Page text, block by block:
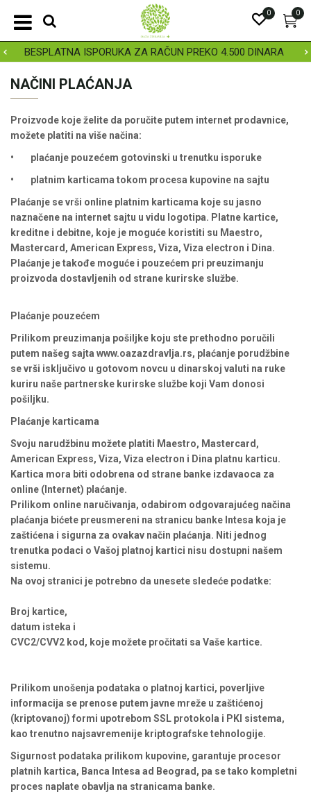
BESPLATNA ISPORUKA ZA RAČUN PREKO 4.500 DINARA
0
0
NAČINI PLAĆANJA
Proizvode koje želite da poručite putem internet prodavnice,
možete platiti na više načina:
• plaćanje pouzećem gotovinski u trenutku isporuke
• platnim karticama tokom procesa kupovine na sajtu
Plaćanje se vrši online platnim karticama koje su jasno
naznačene na internet sajtu u vidu logotipa. Platne kartice,
kreditne i debitne, koje je moguće koristiti su Maestro,
Mastercard, American Express, Viza, Viza electron i Dina.
Plaćanje je takođe moguće i pouzećem pri preuzimanju
proizvoda dostavljenih od strane kurirske službe.
Plaćanje pouzećem
Prilikom preuzimanja pošiljke koju ste prethodno poručili
putem našeg sajta www.oazazdravlja.rs, plaćanje porudžbine
se vrši isključivo u gotovom novcu u dinarskoj valuti na ruke
kuriru naše partnerske kurirske službe koji Vam donosi
pošiljku.
Plaćanje karticama
Svoju narudžbinu možete platiti Maestro, Mastercard,
American Express, Viza, Viza electron i Dina platnu karticu.
Kartica mora biti odobrena od strane banke izdavaoca za
online (Internet) plaćanje.
Prilikom online naručivanja, odabirom odgovarajućeg načina
plaćanja bićete preusmereni na stranicu banke Intesa koja je
zaštićena i sigurna za ovakav način plaćanja. Niti jednog
trenutka podaci o Vašoj platnoj kartici nisu dostupni našem
sistemu.
Na ovoj stranici je potrebno da unesete sledeće podatke:
Broj kartice,
datum isteka i
CVC2/CVV2 kod, koje možete pročitati sa Vaše kartice.
Prilikom unošenja podataka o platnoj kartici, poverljive
informacija se prenose putem javne mreže u zaštićenoj
(kriptovanoj) formi upotrebom SSL protokola i PKI sistema,
kao trenutno najsavremenije kriptografske tehnologije.
Sigurnost podataka prilikom kupovine, garantuje procesor
platnih kartica, Banca Intesa ad Beograd, pa se tako kompletni
proces naplate obavlja na stranicama banke.